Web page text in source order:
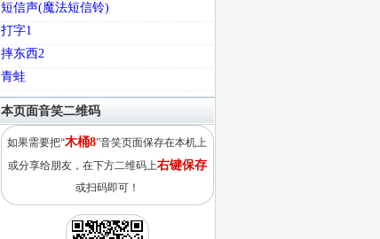
短信声(魔法短信铃)
打字1
摔东西2
青蛙
本页面音笑二维码
如果需要把“木桶8”音笑页面保存在本机上
或分享给朋友，在下方二维码上右键保存
或扫码即可！